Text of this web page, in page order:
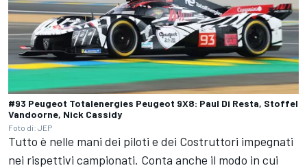
#93 Peugeot Totalenergies Peugeot 9X8: Paul Di Resta, Stoffel
Vandoorne, Nick Cassidy
Foto di: JEP
Tutto è nelle mani dei piloti e dei Costruttori
nei rispettivi campionati. Conta anche il modo in